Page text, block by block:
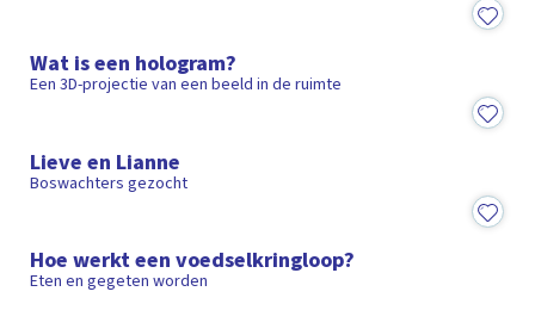
Wat is een hologram?
Een 3D-projectie van een beeld in de ruimte
Lieve en Lianne
Boswachters gezocht
Hoe werkt een voedselkringloop?
Eten en gegeten worden